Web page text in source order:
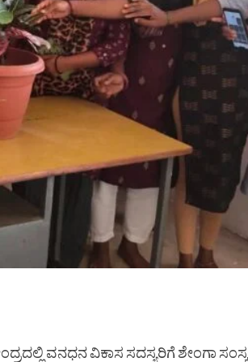
ವನಧನ ವಿಕಾಸ ಸದಸ್ಯರಿಗೆ ಶೇಂಗಾ